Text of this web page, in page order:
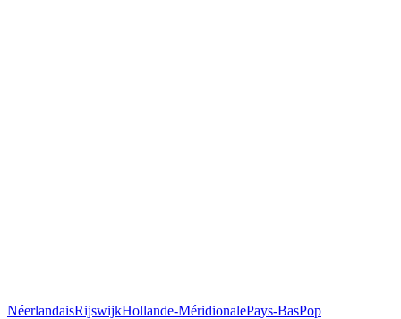
NéerlandaisRijswijkHollande-MéridionalePays-BasPop